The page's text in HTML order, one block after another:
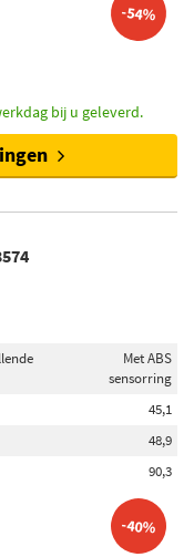
-54%
bij u geleverd.
Met ABS
sensorring
45,1
48,9
90,3
-40%